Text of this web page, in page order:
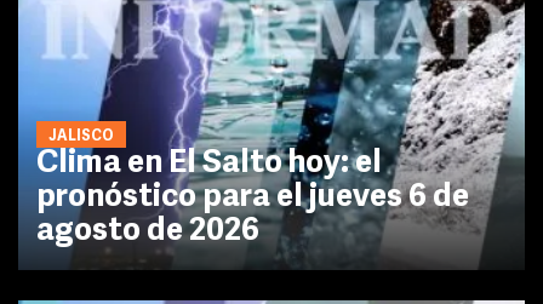
JALISCO
Clima en El Salto hoy: el
pronóstico para el jueves 6 de
agosto de 2026